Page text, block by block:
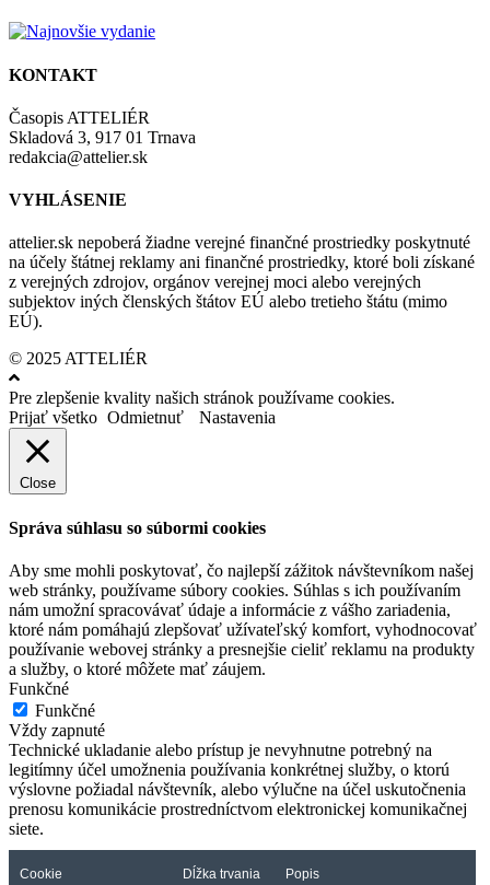
KONTAKT
Časopis ATTELIÉR
Skladová 3, 917 01 Trnava
redakcia@attelier.sk
VYHLÁSENIE
attelier.sk nepoberá žiadne verejné finančné prostriedky poskytnuté
na účely štátnej reklamy ani finančné prostriedky, ktoré boli získané
z verejných zdrojov, orgánov verejnej moci alebo verejných
subjektov iných členských štátov EÚ alebo tretieho štátu (mimo
EÚ).
© 2025 ATTELIÉR
Pre zlepšenie kvality našich stránok používame cookies.
Prijať všetko Odmietnuť Nastavenia
Close
Správa súhlasu so súbormi cookies
Aby sme mohli poskytovať, čo najlepší zážitok návštevníkom našej
web stránky, používame súbory cookies. Súhlas s ich používaním
nám umožní spracovávať údaje a informácie z vášho zariadenia,
ktoré nám pomáhajú zlepšovať užívateľský komfort, vyhodnocovať
používanie webovej stránky a presnejšie cieliť reklamu na produkty
a služby, o ktoré môžete mať záujem.
Funkčné
Funkčné
Vždy zapnuté
Technické ukladanie alebo prístup je nevyhnutne potrebný na
legitímny účel umožnenia používania konkrétnej služby, o ktorú
výslovne požiadal návštevník, alebo výlučne na účel uskutočnenia
prenosu komunikácie prostredníctvom elektronickej komunikačnej
siete.
Cookie Dĺžka trvania Popis